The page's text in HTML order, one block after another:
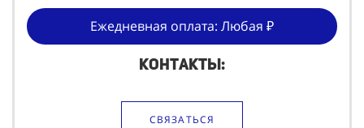
Ежедневная оплата: Любая ₽
Контакты:
СВЯЗАТЬСЯ